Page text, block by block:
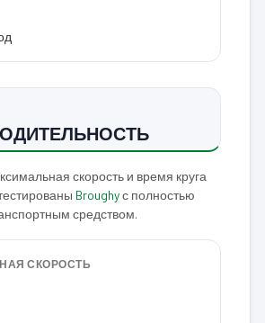
скорость и время круга
Broughyс полностью
средством.
СКОРОСТЬ